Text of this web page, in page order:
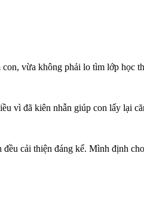
vừa không phải lo tìm lớp học
vì đã kiên nhẫn giúp con lấy lại
cải thiện đáng kể. Mình định